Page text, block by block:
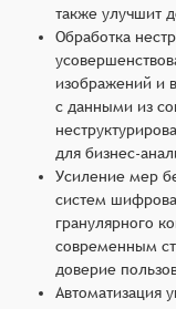
также улучшит
Обработка
изображений и
с данными из
для бизнес-
Усиление мер
систем
гранулярного
современным
доверие
Автоматизация